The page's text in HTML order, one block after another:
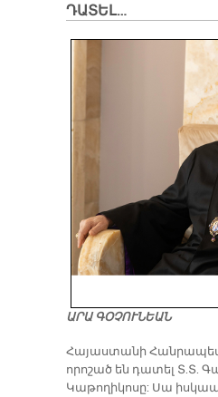
ԴԱՏԵԼ…
ԱՐԱ ԳՕՉՈՒՆԵԱՆ
​Հայաստանի
որոշած են դատել Տ.Տ.
Կաթողիկոսը: Սա